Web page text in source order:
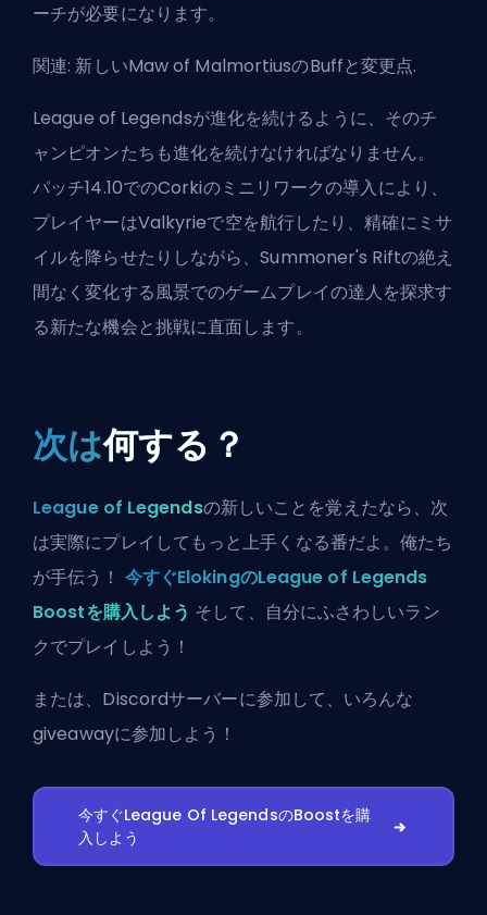
ーチが必要になります。
関連:新しいMaw of MalmortiusのBuffと変更点.
League of Legendsが進化を続けるように、そのチ
ャンピオンたちも進化を続けなければなりません。
パッチ14.10でのCorkiのミニリワークの導入により、
プレイヤーはValkyrieで空を航行したり、精確にミサ
イルを降らせたりしながら、Summoner's Riftの絶え
間なく変化する風景でのゲームプレイの達人を探求す
る新たな機会と挑戦に直面します。
次は何する？
League of Legendsの新しいことを覚えたなら、次
は実際にプレイしてもっと上手くなる番だよ。俺たち
が手伝う！ 今すぐElokingのLeague of Legends
Boostを購入しよう そして、自分にふさわしいラン
クでプレイしよう！
または、 Discordサーバーに参加して、いろんな
giveawayに参加しよう！
今すぐLeague Of LegendsのBoostを購
入しよう